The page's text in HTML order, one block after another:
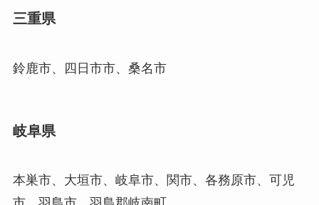
三重県
鈴鹿市、四日市市、桑名市
岐阜県
本巣市、大垣市、岐阜市、関市、各務原市、可児